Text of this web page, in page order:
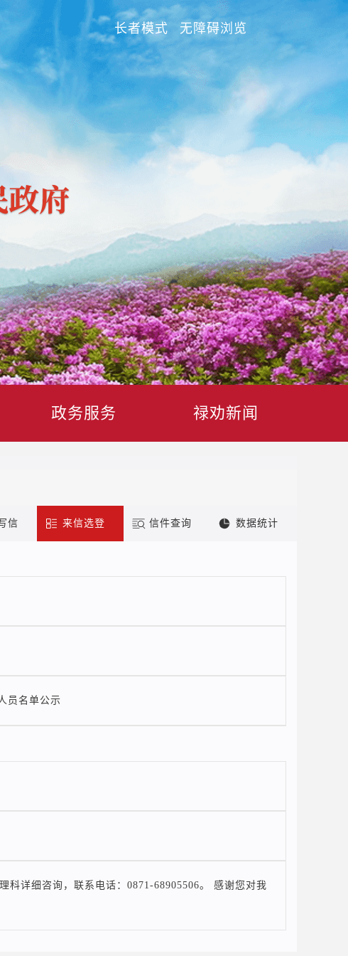
无障碍浏览
长者模式
政务服务 禄劝新闻
信 来信选登 信件查询 数据统计
员名单公示
科详细咨询，联系电话：0871-68905506。 感谢您对我